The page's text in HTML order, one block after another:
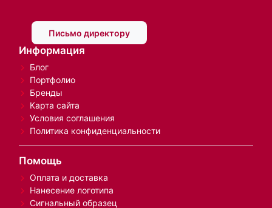
Письмо директору
Информация
Блог
Портфолио
Бренды
Карта сайта
Условия соглашения
Политика конфиденциальности
Помощь
Оплата и доставка
Нанесение логотипа
Сигнальный образец